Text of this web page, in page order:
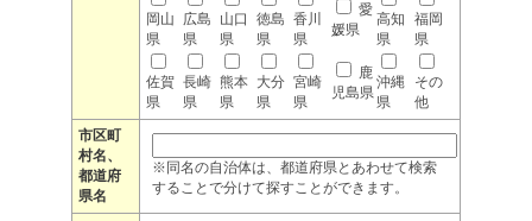
岡山
県
広島
県
山口
県
徳島
県
香川
県
愛
媛県
高知
県
福岡
県
佐賀
県
長崎
県
熊本
県
大分
県
宮崎
県
鹿
児島県
沖縄
県
その
他
市区町
村名、
都道府
県名
※同名の自治体は、都道府県とあわせて検索
することで分けて探すことができます。